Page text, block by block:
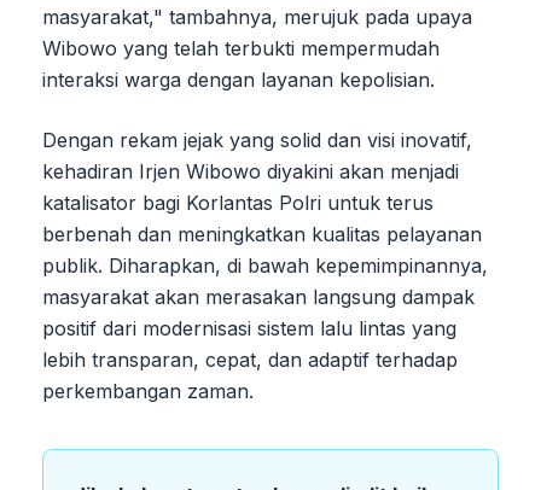
masyarakat," tambahnya, merujuk pada upaya
Wibowo yang telah terbukti mempermudah
interaksi warga dengan layanan kepolisian.
Dengan rekam jejak yang solid dan visi inovatif,
kehadiran Irjen Wibowo diyakini akan menjadi
katalisator bagi Korlantas Polri untuk terus
berbenah dan meningkatkan kualitas pelayanan
publik. Diharapkan, di bawah kepemimpinannya,
masyarakat akan merasakan langsung dampak
positif dari modernisasi sistem lalu lintas yang
lebih transparan, cepat, dan adaptif terhadap
perkembangan zaman.